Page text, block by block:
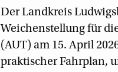
Der Landkreis
Weichenstellung für
(AUT) am 15. April
praktischer Fahrplan,